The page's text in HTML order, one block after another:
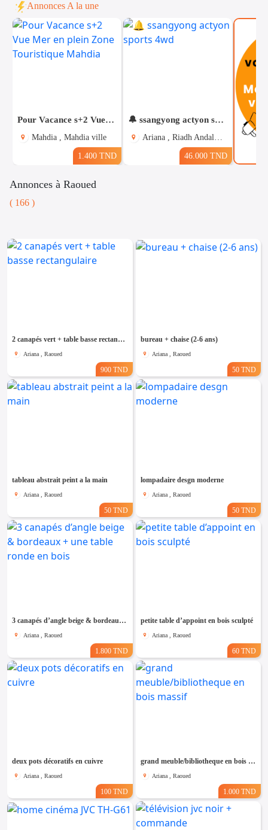
Voitures
Annonces A la une
Pour Vacance s+2 Vue Mer en plein Zone Touristique Mahdia
Mahdia , Mahdia ville
1.400 TND
🔔 ssangyong actyon sports 4wd
Ariana , Riadh Andalous
46.000 TND
Annonces à Raoued
( 166 )
2 canapés vert + table basse rectangulaire
Ariana , Raoued
900 TND
bureau + chaise (2-6 ans)
Ariana , Raoued
50 TND
tableau abstrait peint a la main
Ariana , Raoued
50 TND
lompadaire desgn moderne
Ariana , Raoued
50 TND
3 canapés d’angle beige & bordeaux + une table ronde en bois
Ariana , Raoued
1.800 TND
petite table d’appoint en bois sculpté
Ariana , Raoued
60 TND
deux pots décoratifs en cuivre
Ariana , Raoued
100 TND
grand meuble/bibliotheque en bois massif
Ariana , Raoued
1.000 TND